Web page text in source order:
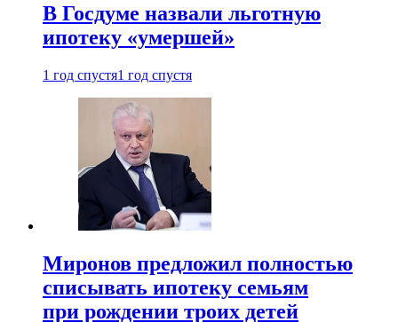
В Госдуме назвали льготную
ипотеку «умершей»
1 год спустя1 год спустя
Миронов предложил полностью
списывать ипотеку семьям
при рождении троих детей